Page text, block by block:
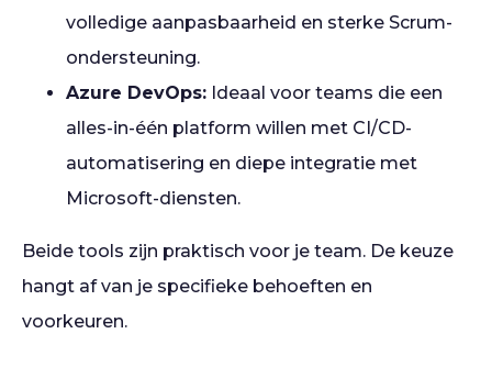
volledige aanpasbaarheid en sterke Scrum-
ondersteuning.
Azure DevOps: Ideaal voor teams die een
alles-in-één platform willen met CI/CD-
automatisering en diepe integratie met
Microsoft-diensten.
Beide tools zijn praktisch voor je team. De keuze
hangt af van je specifieke behoeften en
voorkeuren.